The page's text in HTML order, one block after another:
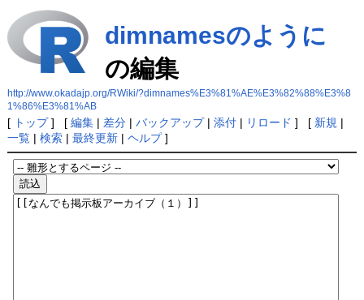
dimnamesのように
の編集
http://www.okadajp.org/RWiki/?dimnames%E3%81%AE%E3%82%88%E3%8
1%86%E3%81%AB
[ トップ] [ 編集| 差分| バックアップ| 添付| リロード ] [ 新規 |
一覧| 検索| 最終更新| ヘルプ]